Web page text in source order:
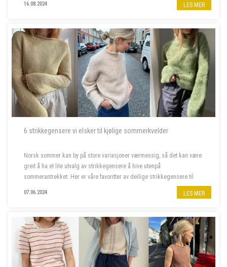
16.08.2024 LES MER
6 strikkegensere vi elsker til kjølige sommerkvelder
Norsk sommer kan by på store variasjoner værmessig, så det kan være
greit å ha et lite utvalg av strikkegensere å hive utenpå
sommerantrekket. Her er våre favoritter av deilige strikkegensere til
07.06.2024 LES MER